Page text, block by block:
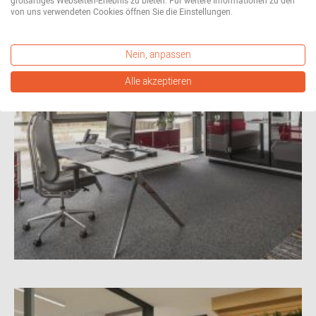
von uns verwendeten Cookies öffnen Sie die Einstellungen.
Nein, anpassen
Alle akzeptieren